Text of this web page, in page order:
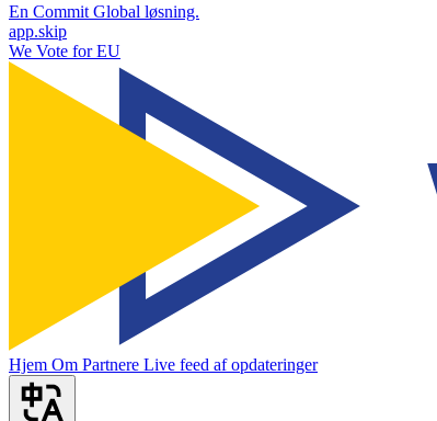
En Commit Global løsning.
app.skip
We Vote for EU
Hjem Om Partnere Live feed af opdateringer